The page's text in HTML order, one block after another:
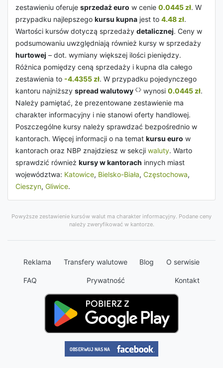
zestawieniu oferuje sprzedaż euro w cenie 0.0445 zł. W
przypadku najlepszego kursu kupna jest to 4.48 zł.
Wartości kursów dotyczą sprzedaży detalicznej. Ceny w
podsumowaniu uwzględniają również kursy w sprzedaży
hurtowej – dot. wymiany większej ilości pieniędzy.
Różnica pomiędzy ceną sprzedaży i kupna dla całego
zestawienia to -4.4355 zł. W przypadku pojedynczego
kantoru najniższy spread walutowy wynosi 0.0445 zł.
Należy pamiętać, że prezentowane zestawienie ma
charakter informacyjny i nie stanowi oferty handlowej.
Poszczególne kursy należy sprawdzać bezpośrednio w
kantorach. Więcej informacji o na temat kursu euro w
kantorach oraz NBP znajdziesz w sekcji waluty. Warto
sprawdzić również kursy w kantorach innych miast
województwa: Katowice, Bielsko-Biała, Częstochowa,
Cieszyn, Gliwice.
Powyższe zestawienie kursów walut ma charakter informacyjny. Podane ceny
należy zweryfikować w kantorze.
Reklama Transfery walutowe Blog O serwisie
FAQ Prywatność Kontakt